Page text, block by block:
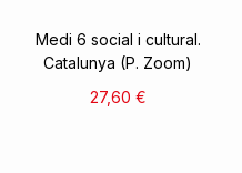
Medi 6 social i cultural.
Catalunya (P. Zoom)
27,60 €